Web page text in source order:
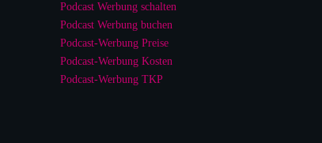
Podcast Werbung schalten
Podcast Werbung buchen
Podcast-Werbung Preise
Podcast-Werbung Kosten
Podcast-Werbung TKP